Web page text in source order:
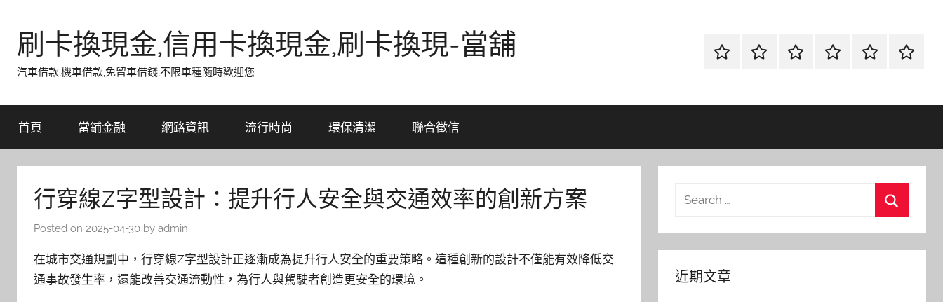
content刷卡換現金,信用卡換現金,刷卡換現-當舖
汽車借款,機車借款,免留車借錢,不限車種隨時歡迎您
首
當
網
流
環
聯
首頁 當鋪金融 網路資訊 流行時尚 環保清潔 聯合徵信
行穿線Z字型設計：提升行人安全與交通效率的創新方案
Posted on 2025-04-30 by admin
在城市交通規劃中，行穿線Z字型設計正逐漸成為提升行人安全的重要策略。這種創新的設計不僅能有效降低交
通事故發生率，還能改善交通流動性，為行人與駕駛者創造更安全的環境。
Search
近期文章